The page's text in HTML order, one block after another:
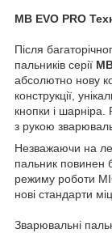
MB EVO PRO
Після
пальників серії
абсолютно нову
конструкції,
кнопки і шарніра.
з рукою
Незважаючи на
пальник повинен
режиму роботи
нові стандарти
Зварювальні